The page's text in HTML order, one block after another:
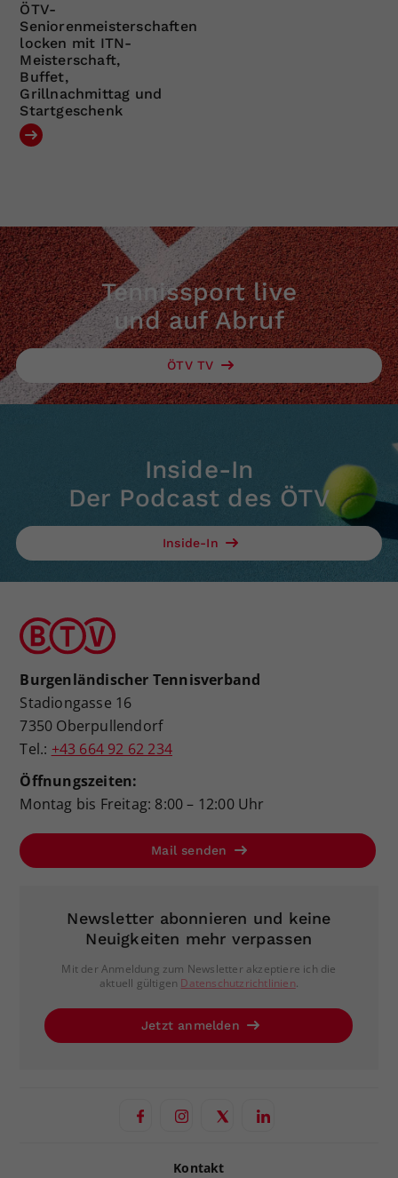
ÖTV-
Seniorenmeisterschaften
locken mit ITN-
Meisterschaft,
Buffet,
Grillnachmittag und
Startgeschenk
Tennissport live
und auf Abruf
ÖTV TV
Inside-In
Der Podcast des ÖTV
Inside-In
Burgenländischer Tennisverband
Stadiongasse 16
7350 Oberpullendorf
Tel.: +43 664 92 62 234
Öffnungszeiten:
Montag bis Freitag: 8:00 – 12:00 Uhr
Mail senden
Newsletter abonnieren und keine
Neuigkeiten mehr verpassen
Mit der Anmeldung zum Newsletter akzeptiere ich die
aktuell gültigen Datenschutzrichtlinien.
Jetzt anmelden
Kontakt